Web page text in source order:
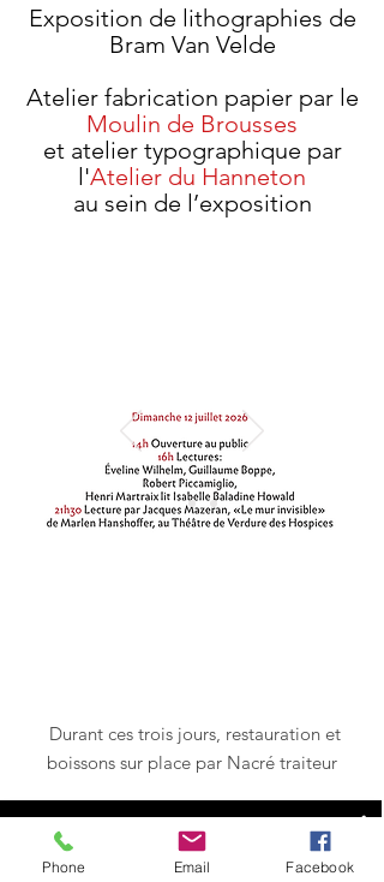
Exposition de lithographies de
Bram Van Velde
Atelier fabrication papier par le
Moulin de Brousses
et atelier typographique par
l'Atelier du Hanneton
au sein de l’exposition
Durant ces trois jours, restauration et
boissons sur place par Nacré traiteur
Phone Email Facebook